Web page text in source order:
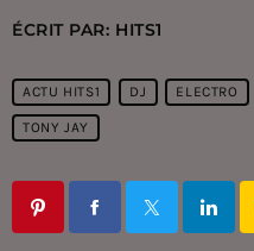
ÉCRIT PAR: HITS1
ACTU HITS1 DJ ELECTRO
TONY JAY